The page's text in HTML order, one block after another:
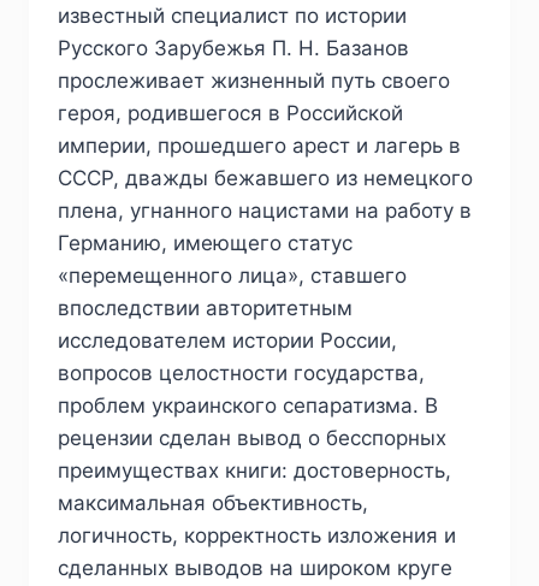
известный специалист по истории
Русского Зарубежья П. Н. Базанов
прослеживает жизненный путь своего
героя, родившегося в Российской
империи, прошедшего арест и лагерь в
СССР, дважды бежавшего из немецкого
плена, угнанного нацистами на работу в
Германию, имеющего статус
«перемещенного лица», ставшего
впоследствии авторитетным
исследователем истории России,
вопросов целостности государства,
проблем украинского сепаратизма. В
рецензии сделан вывод о бесспорных
преимуществах книги: достоверность,
максимальная объективность,
логичность, корректность изложения и
сделанных выводов на широком круге